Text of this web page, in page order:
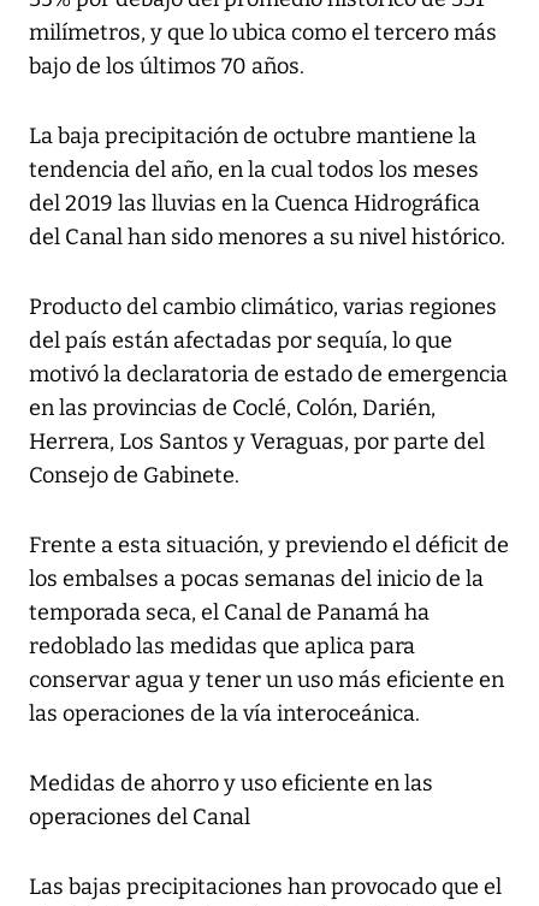
milímetros, y que lo ubica como el tercero más
bajo de los últimos 70 años.
La baja precipitación de octubre mantiene la
tendencia del año, en la cual todos los meses
del 2019 las lluvias en la Cuenca Hidrográfica
del Canal han sido menores a su nivel histórico.
Producto del cambio climático, varias regiones
del país están afectadas por sequía, lo que
motivó la declaratoria de estado de emergencia
en las provincias de Coclé, Colón, Darién,
Herrera, Los Santos y Veraguas, por parte del
Consejo de Gabinete.
Frente a esta situación, y previendo el déficit de
los embalses a pocas semanas del inicio de la
temporada seca, el Canal de Panamá ha
redoblado las medidas que aplica para
conservar agua y tener un uso más eficiente en
las operaciones de la vía interoceánica.
Medidas de ahorro y uso eficiente en las
operaciones del Canal
Las bajas precipitaciones han provocado que el